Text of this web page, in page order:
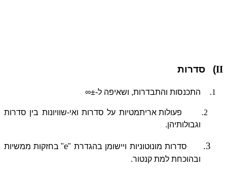
II
) סדרות
1. התכנסות והתבדרות, ושאיפה ל-±∞
2.
פעולות אריתמטיות על סדרות ואי-שוויונות בין סדרות
וגבולותיהן.
3. סדרות מונוטוניות ויישומן בהגדרת "e" בחזקות ממשיות
ובהוכחת למת קנטור.